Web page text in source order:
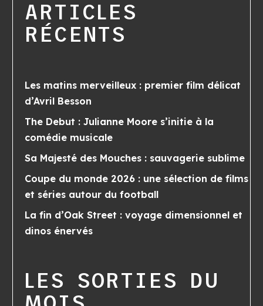
ARTICLES
RÉCENTS
Les matins merveilleux : premier film délicat
d’Avril Besson
The Debut : Julianne Moore s’initie à la
comédie musicale
Sa Majesté des Mouches : sauvagerie sublime
Coupe du monde 2026 : une sélection de films
et séries autour du football
La fin d’Oak Street : voyage dimensionnel et
dinos énervés
LES SORTIES DU